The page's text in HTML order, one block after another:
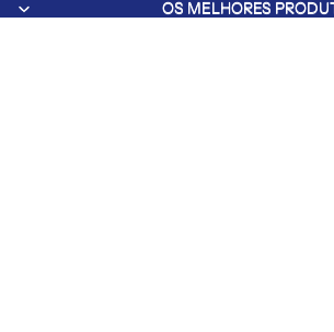
OS MELHORES
OS MELHORES